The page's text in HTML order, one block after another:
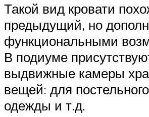
Такой вид кровати
предыдущий, но
функциональными
В подиуме
выдвижные камеры
вещей: для
одежды и т.д.